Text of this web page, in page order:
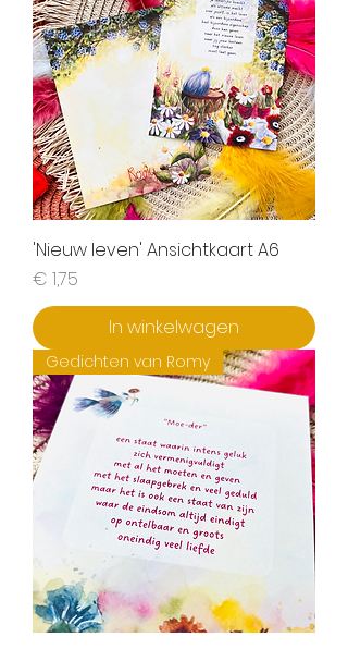
'Nieuw leven' Ansichtkaart A6
Prijs
€ 1,75
In winkelwagen
Gedichten van Romy